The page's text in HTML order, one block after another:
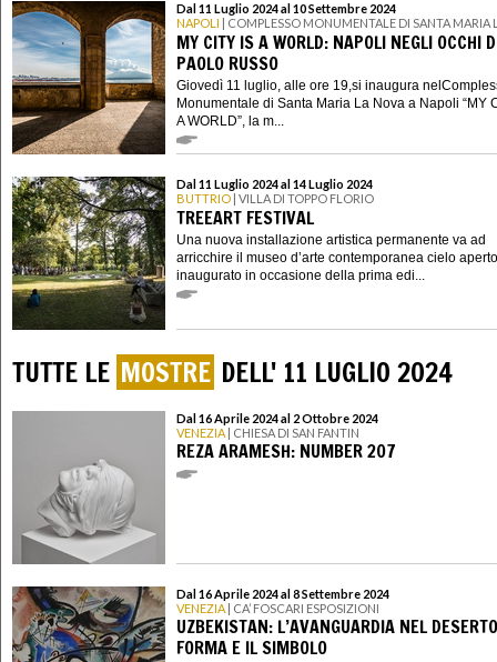
Dal 11 Luglio 2024 al 10 Settembre 2024
NAPOLI | COMPLESSO MONUMENTALE DI SANTA MARIA
MY CITY IS A WORLD: NAPOLI NEGLI OCCHI
PAOLO RUSSO
Giovedì 11 luglio, alle ore 19,si inaugura
Monumentale di Santa Maria La Nova a Napoli “MY
A WORLD”, la m...
Dal 11 Luglio 2024 al 14 Luglio 2024
BUTTRIO | VILLA DI TOPPO FLORIO
TREEART FESTIVAL
Una nuova installazione artistica permanente va ad
arricchire il museo d’arte contemporanea cielo aperto
inaugurato in occasione della prima edi...
TUTTE LE MOSTRE DELL' 11 LUGLIO 2024
Dal 16 Aprile 2024 al 2 Ottobre 2024
VENEZIA | CHIESA DI SAN FANTIN
REZA ARAMESH: NUMBER 207
Dal 16 Aprile 2024 al 8 Settembre 2024
VENEZIA | CA’ FOSCARI ESPOSIZIONI
UZBEKISTAN: L’AVANGUARDIA NEL
FORMA E IL SIMBOLO